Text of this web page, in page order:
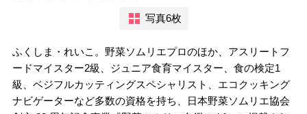
写真6枚
ふくしま・れいこ。野菜ソムリエプロのほか、アスリートフ
ードマイスター2級、ジュニア食育マイスター、食の検定1
級、ベジフルカッティングスペシャリスト、エコクッキング
ナビゲーターなど多数の資格を持ち、日本野菜ソムリエ協会